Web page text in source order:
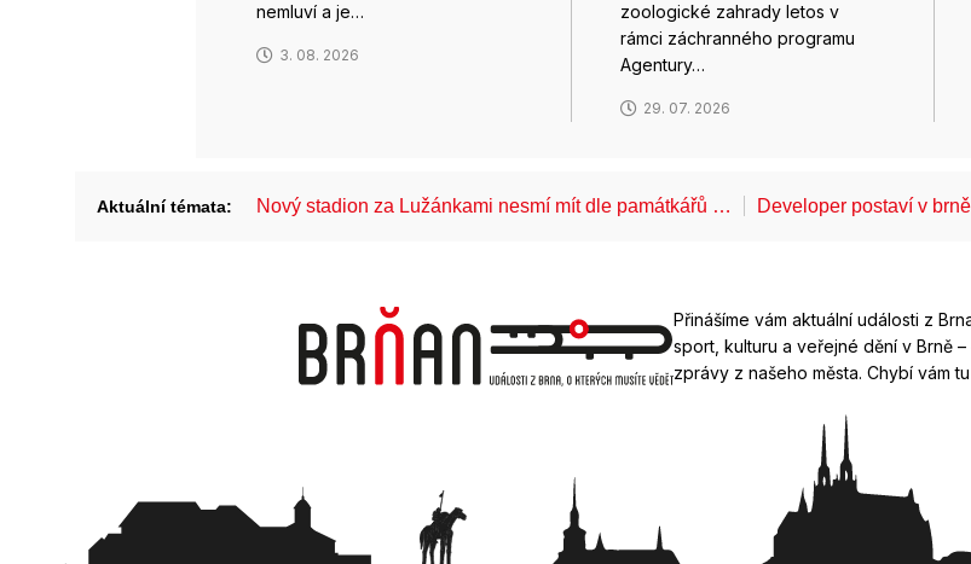
nemluví a je…
3. 08. 2026
zoologické zahrady letos v
rámci záchranného programu
Agentury…
29. 07. 2026
Aktuální témata: Nový stadion za Lužánkami nesmí mít dle památkářů … Developer postaví v
Přinášíme vám aktuální události z
sport, kulturu a veřejné dění v Brně
zprávy z našeho města. Chybí vám